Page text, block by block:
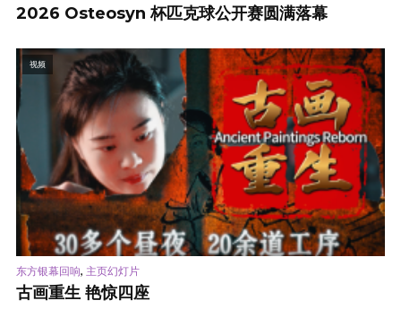
2026 Osteosyn 杯匹克球公开赛圆满落幕
视频
东方银幕回响, 主页幻灯片
古画重生 艳惊四座